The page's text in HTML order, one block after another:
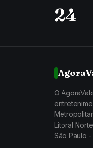
24
O
Litoral
São Paulo -